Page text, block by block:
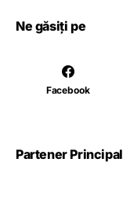
Ne găsiți pe
Facebook
Partener Principal